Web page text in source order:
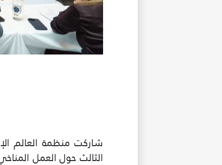
شاركت منظمة العالم